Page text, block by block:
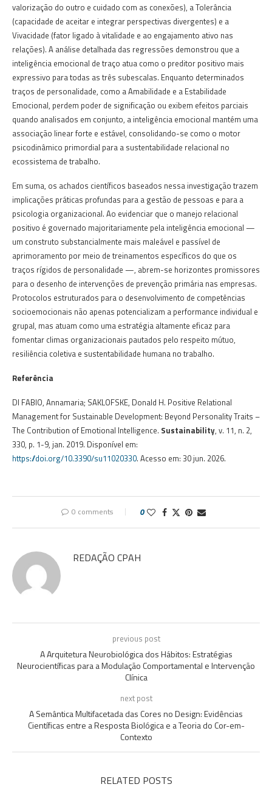
valorização do outro e cuidado com as conexões), a Tolerância
(capacidade de aceitar e integrar perspectivas divergentes) e a
Vivacidade (fator ligado à vitalidade e ao engajamento ativo nas
relações). A análise detalhada das regressões demonstrou que a
inteligência emocional de traço atua como o preditor positivo mais
expressivo para todas as três subescalas. Enquanto determinados
traços de personalidade, como a Amabilidade e a Estabilidade
Emocional, perdem poder de significação ou exibem efeitos parciais
quando analisados em conjunto, a inteligência emocional mantém uma
associação linear forte e estável, consolidando-se como o motor
psicodinâmico primordial para a sustentabilidade relacional no
ecossistema de trabalho.
Em suma, os achados científicos baseados nessa investigação trazem
implicações práticas profundas para a gestão de pessoas e para a
psicologia organizacional. Ao evidenciar que o manejo relacional
positivo é governado majoritariamente pela inteligência emocional —
um construto substancialmente mais maleável e passível de
aprimoramento por meio de treinamentos específicos do que os
traços rígidos de personalidade —, abrem-se horizontes promissores
para o desenho de intervenções de prevenção primária nas empresas.
Protocolos estruturados para o desenvolvimento de competências
socioemocionais não apenas potencializam a performance individual e
grupal, mas atuam como uma estratégia altamente eficaz para
fomentar climas organizacionais pautados pelo respeito mútuo,
resiliência coletiva e sustentabilidade humana no trabalho.
Referência
DI FABIO, Annamaria; SAKLOFSKE, Donald H. Positive Relational
Management for Sustainable Development: Beyond Personality Traits –
The Contribution of Emotional Intelligence. Sustainability, v. 11, n. 2,
330, p. 1-9, jan. 2019. Disponível em:
https://doi.org/10.3390/su11020330. Acesso em: 30 jun. 2026.
0 comments 0
REDAÇÃO CPAH
previous post
A Arquitetura Neurobiológica dos Hábitos: Estratégias
Neurocientíficas para a Modulação Comportamental e Intervenção
Clínica
next post
A Semântica Multifacetada das Cores no Design: Evidências
Científicas entre a Resposta Biológica e a Teoria do Cor-em-
Contexto
RELATED POSTS